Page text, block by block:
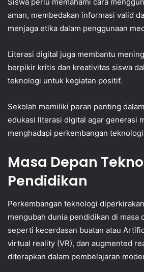
aman, membedakan informasi valid
menjaga etika dalam penggunaan
Literasi digital juga membantu
berpikir kritis dan kreativitas siswa
teknologi untuk kegiatan positif.
Sekolah memiliki peran penting
edukasi literasi digital agar generasi
menghadapi perkembangan
Masa Depan
Pendidikan
Perkembangan teknologi
mengubah dunia pendidikan di masa
seperti kecerdasan buatan atau
virtual reality (VR), dan augmented
diterapkan dalam pembelajaran